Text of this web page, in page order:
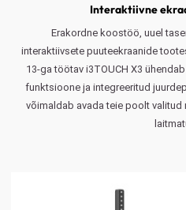
Interaktiivne
Erakordne koostöö, uuel
interaktiivsete puuteekraanide
13-ga töötav i3TOUCH X3
funktsioone ja integreeritud
võimaldab avada teie poolt valitud